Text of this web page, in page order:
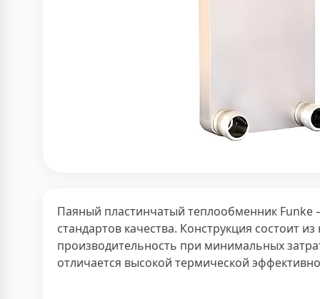
Паяный пластинчатый теплообменник Funke
стандартов качества. Конструкция состоит
производительность при минимальных
отличается высокой термической